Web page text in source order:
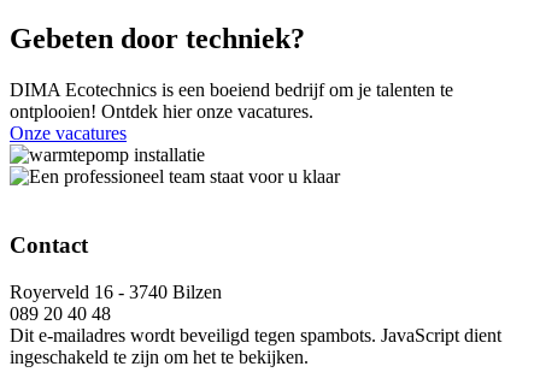
Gebeten door techniek?
DIMA Ecotechnics is een boeiend bedrijf om je talenten te
ontplooien! Ontdek hier onze vacatures.
Onze vacatures
Contact
Royerveld 16 - 3740 Bilzen
089 20 40 48
Dit e-mailadres wordt beveiligd tegen spambots. JavaScript dient
ingeschakeld te zijn om het te bekijken.